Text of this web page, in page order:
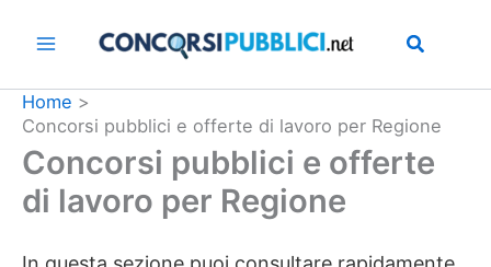
Home
Concorsi pubblici e offerte di lavoro per Regione
Concorsi pubblici e offerte
di lavoro per Regione